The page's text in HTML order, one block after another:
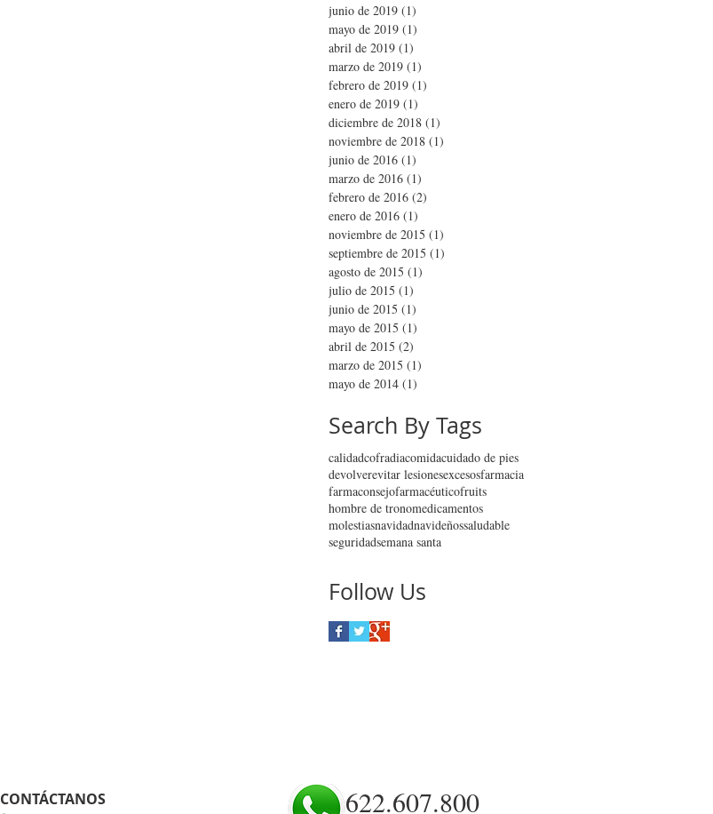
junio de 2019 (1)
mayo de 2019 (1)
abril de 2019 (1)
marzo de 2019 (1)
febrero de 2019 (1)
enero de 2019 (1)
diciembre de 2018 (1)
noviembre de 2018 (1)
junio de 2016 (1)
marzo de 2016 (1)
febrero de 2016 (2)
enero de 2016 (1)
noviembre de 2015 (1)
septiembre de 2015 (1)
agosto de 2015 (1)
julio de 2015 (1)
junio de 2015 (1)
mayo de 2015 (1)
abril de 2015 (2)
marzo de 2015 (1)
mayo de 2014 (1)
Search By Tags
calidadcofradiacomidacuidado de pies
devolverevitar lesionesexcesosfarmacia
farmaconsejofarmacéuticofruits
hombre de tronomedicamentos
molestiasnavidadnavideñossaludable
seguridadsemana santa
Follow Us
CONTÁCTANOS 622.607.800